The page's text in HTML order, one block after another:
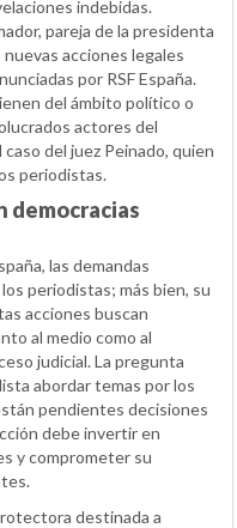
indebidas.
pareja de la presidenta
acciones legales
por RSF España.
del ámbito político o
actores del
del juez Peinado, quien
periodistas.
democracias
las demandas
periodistas; más bien, su
acciones buscan
al medio como al
judicial. La pregunta
abordar temas por los
pendientes decisiones
debe invertir en
y comprometer su
destinada a